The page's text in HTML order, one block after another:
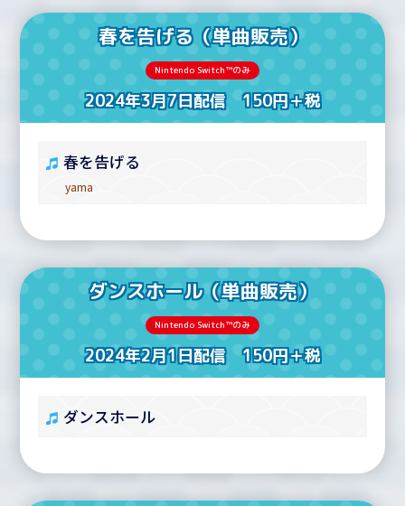
春を告げる（単曲販売）
Nintendo Switch™のみ
2024年3月7日配信 150円＋税
春を告げる
yama
ダンスホール（単曲販売）
Nintendo Switch™のみ
2024年2月1日配信 150円＋税
ダンスホール